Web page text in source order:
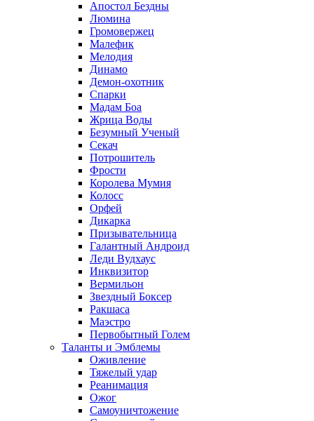
Апостол Бездны
Люмина
Громовержец
Малефик
Мелодия
Динамо
Демон-охотник
Спарки
Мадам Боа
Жрица Воды
Безумный Ученый
Секач
Потрошитель
Фрости
Королева Мумия
Колосс
Орфей
Дикарка
Призывательница
Галантный Андроид
Леди Вудхаус
Инквизитор
Вермильон
Звездный Боксер
Ракшаса
Маэстро
Первобытный Голем
Таланты и Эмблемы
Оживление
Тяжелый удар
Реанимация
Ожог
Самоуничтожение